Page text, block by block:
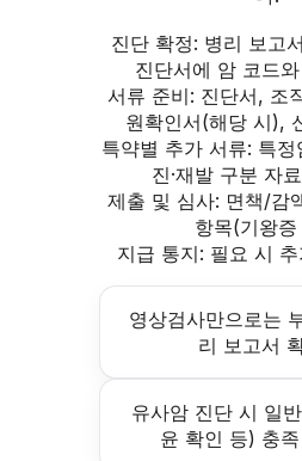
진단 확정: 병리 보고
진단서에 암 코드
서류 준비: 진단서, 조
원확인서(해당 시),
특약별 추가 서류: 특정
진·재발 구분 자
제출 및 심사: 면책/감
항목(기왕
지급 통지: 필요 시
영상검사만으로는
리 보고서
유사암 진단 시 일
윤 확인 등) 충